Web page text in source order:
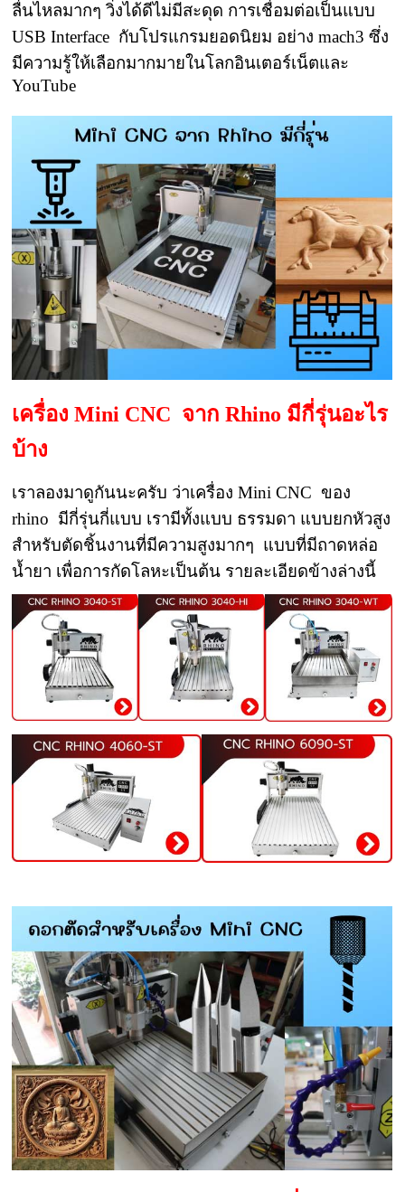
ลื่นไหลมากๆ วิ่งได้ดีไม่มีสะดุด การเชื่อมต่อเป็นแบบ
USB Interface กับโปรแกรมยอดนิยม อย่าง mach3 ซึ่ง
มีความรู้ให้เลือกมากมายในโลกอินเตอร์เน็ตและ
YouTube
เครื่อง Mini CNC จาก Rhino มีกี่รุ่นอะไร
บ้าง
เราลองมาดูกันนะครับ ว่าเครื่อง Mini CNC ของ
rhino มีกี่รุ่นกี่แบบ เรามีทั้งแบบ ธรรมดา แบบยกหัวสูง
สำหรับตัดชิ้นงานที่มีความสูงมากๆ แบบที่มีถาดหล่อ
น้ำยา เพื่อการกัดโลหะเป็นต้น รายละเอียดข้างล่างนี้